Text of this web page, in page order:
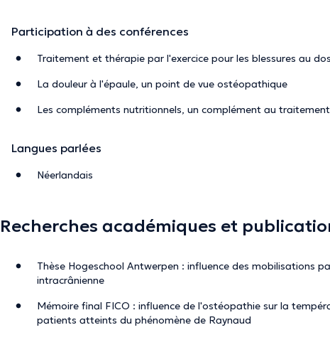
Participation à des conférences
Traitement et thérapie par l'exercice pour les blessures au dos
La douleur à l'épaule, un point de vue ostéopathique
Les compléments nutritionnels, un complément au traitement
Langues parlées
Néerlandais
Recherches académiques et
Thèse Hogeschool Antwerpen : influence des mobilisations
intracrânienne
Mémoire final FICO : influence de l'ostéopathie sur la
patients atteints du phénomène de Raynaud